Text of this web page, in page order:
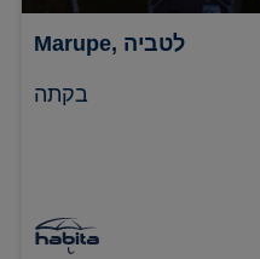
Marupe, לטביה
בקתה